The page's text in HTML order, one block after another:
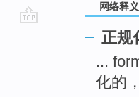
网络释义
正规
...
化的